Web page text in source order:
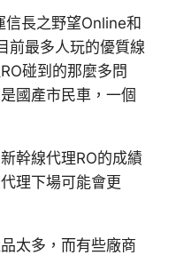
信長之野望Online和
前最多人玩的優質線
碰到的那麼多問
國產市民車，一個
幹線代理RO的成績
理下場可能會更
太多，而有些廠商